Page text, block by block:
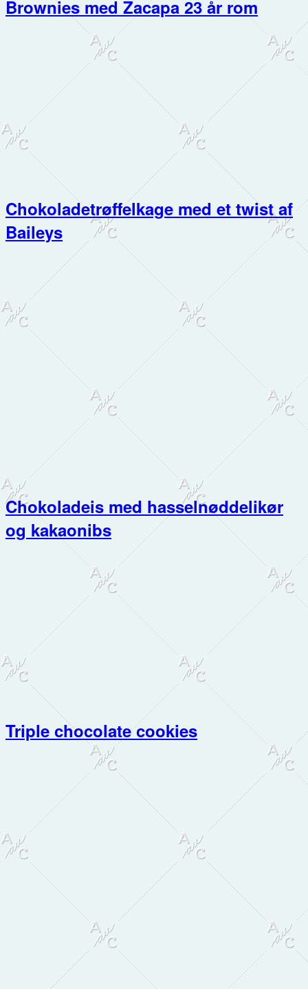
Brownies med Zacapa 23 år rom
Chokoladetrøffelkage med et twist af
Baileys
Chokoladeis med hasselnøddelikør
og kakaonibs
Triple chocolate cookies